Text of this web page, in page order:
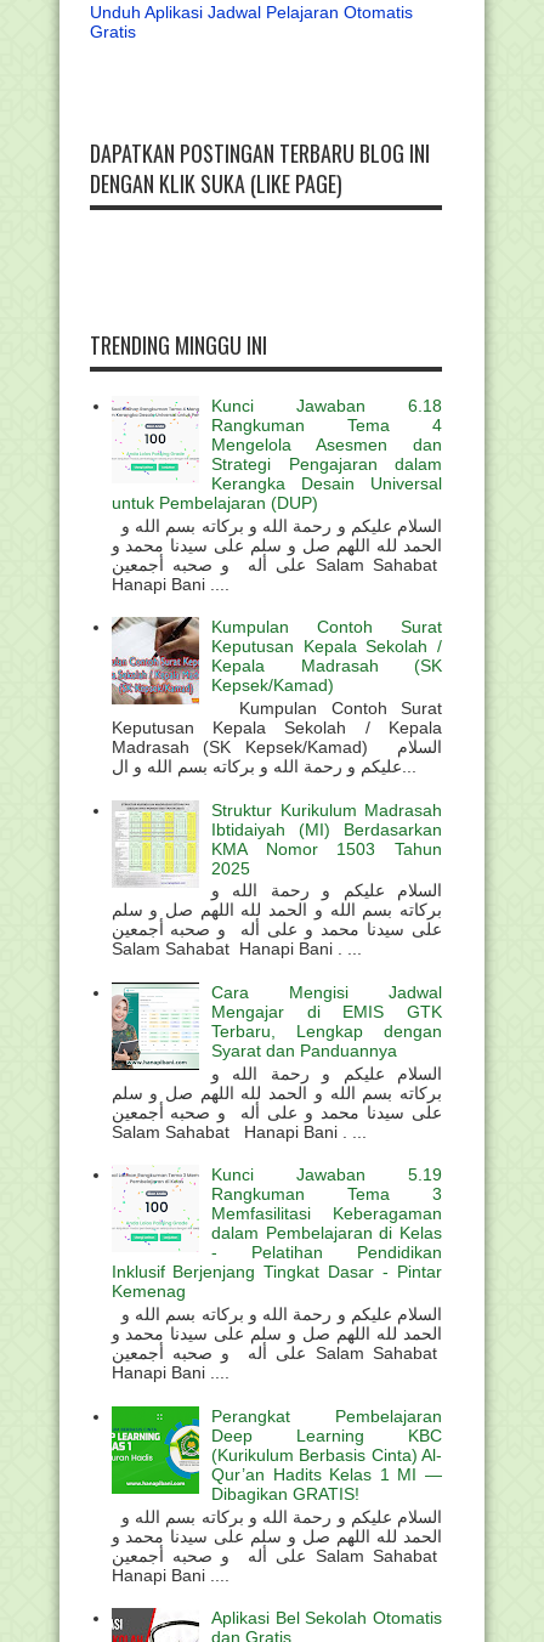
Unduh Aplikasi Jadwal Pelajaran Otomatis
Gratis
DAPATKAN POSTINGAN TERBARU BLOG INI
DENGAN KLIK SUKA (LIKE PAGE)
TRENDING MINGGU INI
Kunci Jawaban 6.18
Rangkuman Tema 4
Mengelola Asesmen dan
Strategi Pengajaran dalam
Kerangka Desain Universal
untuk Pembelajaran (DUP)
الحمد لله اللهم صل و سلم على سيدنا محمد و
على أله و صحبه أجمعين Salam Sahabat
Hanapi Bani ....
Kumpulan Contoh Surat
Keputusan Kepala Sekolah /
Kepala Madrasah (SK
Kepsek/Kamad)
Kumpulan Contoh Surat
Keputusan Kepala Sekolah / Kepala
Madrasah (SK Kepsek/Kamad) السلام
Struktur Kurikulum Madrasah
Ibtidaiyah (MI) Berdasarkan
KMA Nomor 1503 Tahun
2025
السلام عليكم و رحمة الله و
بركاته بسم الله و الحمد لله اللهم صل و سلم
على سيدنا محمد و على أله و صحبه أجمعين
Salam Sahabat Hanapi Bani . ...
Cara Mengisi Jadwal
Mengajar di EMIS GTK
Terbaru, Lengkap dengan
Syarat dan Panduannya
السلام عليكم و رحمة الله و
بركاته بسم الله و الحمد لله اللهم صل و سلم
على سيدنا محمد و على أله و صحبه أجمعين
Salam Sahabat Hanapi Bani . ...
Kunci Jawaban 5.19
Rangkuman Tema 3
Memfasilitasi Keberagaman
dalam Pembelajaran di Kelas
- Pelatihan Pendidikan
Inklusif Berjenjang Tingkat Dasar - Pintar
Kemenag
الحمد لله اللهم صل و سلم على سيدنا محمد و
على أله و صحبه أجمعين Salam Sahabat
Hanapi Bani ....
Perangkat Pembelajaran
Deep Learning KBC
(Kurikulum Berbasis Cinta) Al-
Qur’an Hadits Kelas 1 MI —
Dibagikan GRATIS!
الحمد لله اللهم صل و سلم على سيدنا محمد و
على أله و صحبه أجمعين Salam Sahabat
Hanapi Bani ....
Aplikasi Bel Sekolah Otomatis
dan Gratis